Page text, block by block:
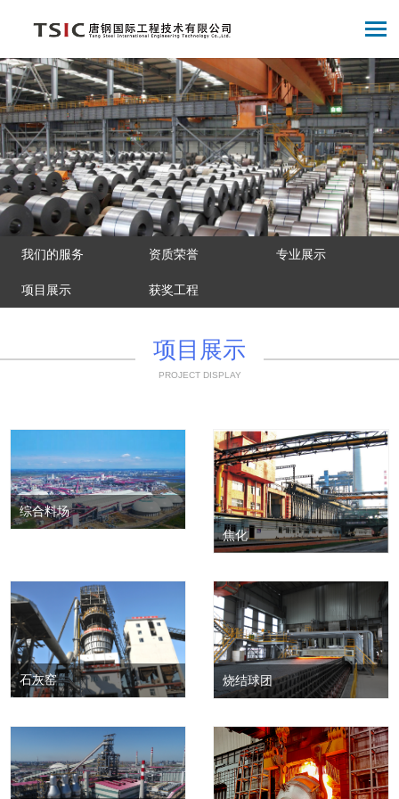
我们的服务 资质荣誉 专业展示
项目展示 获奖工程
项目展示
PROJECT DISPLAY
综合料场
焦化
石灰窑 烧结球团